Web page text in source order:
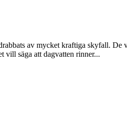
av mycket kraftiga skyfall.
vill säga att dagvatten rinner...